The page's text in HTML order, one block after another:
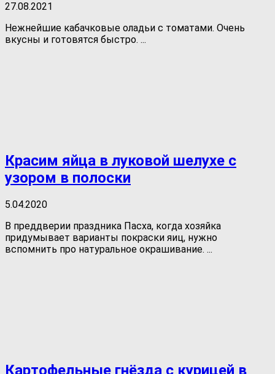
27.08.2021
Нежнейшие кабачковые оладьи с томатами. Очень
вкусны и готовятся быстро. ...
Красим яйца в луковой шелухе с
узором в полоски
5.04.2020
В преддверии праздника Пасха, когда хозяйка
придумывает варианты покраски яиц, нужно
вспомнить про натуральное окрашивание. ...
Картофельные гнёзда с курицей в